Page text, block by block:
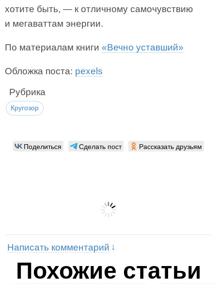
хотите быть, — к отличному самочувствию
и мегаваттам энергии.
По материалам книги «Вечно уставший»
Обложка поста: pexels
Рубрика
Кругозор
Поделиться Сделать пост Рассказать друзьям
Написать комментарий
Похожие статьи